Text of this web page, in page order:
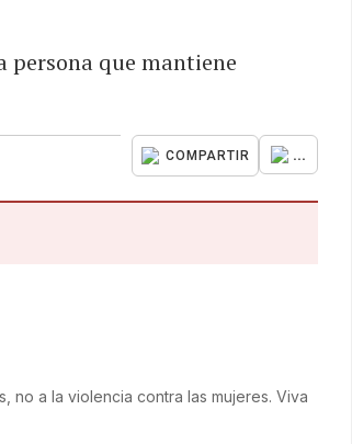
persona que mantiene
COMPARTIR ...
no a la violencia contra las mujeres. Viva